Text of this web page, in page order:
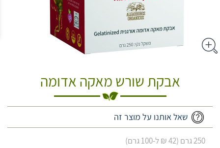
אבקת שורש מאקה אדומה
שאל אותנו על מוצר זה
250 גרם (42 ₪ ל-100 גרם)